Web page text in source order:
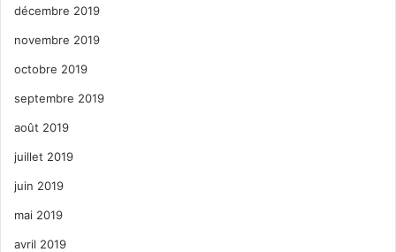
décembre 2019
novembre 2019
octobre 2019
septembre 2019
août 2019
juillet 2019
juin 2019
mai 2019
avril 2019